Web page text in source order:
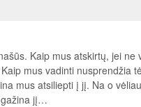
Kaip mus atskirtų, jei ne
mus vadinti nusprendžia
mus atsiliepti į jį. Na o
gažina jį…